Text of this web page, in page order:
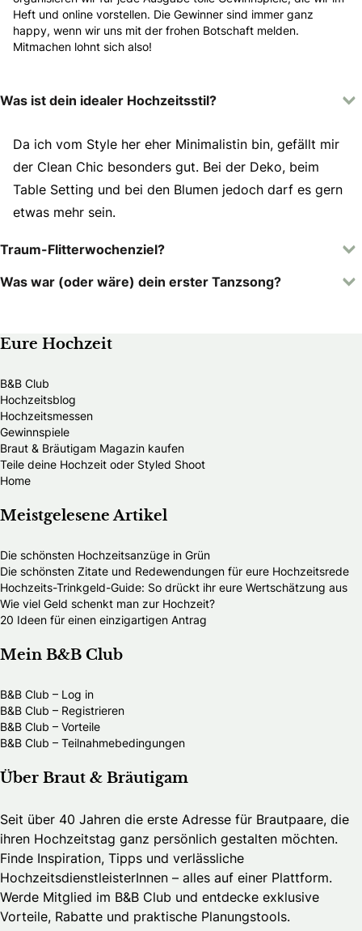
Heft und online vorstellen. Die Gewinner sind immer ganz
happy, wenn wir uns mit der frohen Botschaft melden.
Mitmachen lohnt sich also!
Was ist dein idealer Hochzeitsstil?
Da ich vom Style her eher Minimalistin bin, gefällt mir
der Clean Chic besonders gut. Bei der Deko, beim
Table Setting und bei den Blumen jedoch darf es gern
etwas mehr sein.
Traum-Flitterwochenziel?
Was war (oder wäre) dein erster Tanzsong?
Eure Hochzeit
B&B Club
Hochzeitsblog
Hochzeitsmessen
Gewinnspiele
Braut & Bräutigam Magazin kaufen
Teile deine Hochzeit oder Styled Shoot
Home
Meistgelesene Artikel
Die schönsten Hochzeitsanzüge in Grün
Die schönsten Zitate und Redewendungen für eure Hochzeitsrede
Hochzeits-Trinkgeld-Guide: So drückt ihr eure Wertschätzung aus
Wie viel Geld schenkt man zur Hochzeit?
20 Ideen für einen einzigartigen Antrag
Mein B&B Club
B&B Club – Log in
B&B Club – Registrieren
B&B Club – Vorteile
B&B Club – Teilnahmebedingungen
Über Braut & Bräutigam
Seit über 40 Jahren die erste Adresse für Brautpaare, die
ihren Hochzeitstag ganz persönlich gestalten möchten.
Finde Inspiration, Tipps und verlässliche
HochzeitsdienstleisterInnen – alles auf einer Plattform.
Werde Mitglied im B&B Club und entdecke exklusive
Vorteile, Rabatte und praktische Planungstools.